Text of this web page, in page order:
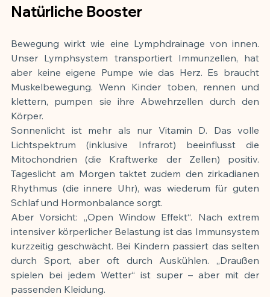
Natürliche Booster
Bewegung wirkt wie eine Lymphdrainage von innen.
Unser Lymphsystem transportiert Immunzellen, hat
aber keine eigene Pumpe wie das Herz. Es braucht
Muskelbewegung. Wenn Kinder toben, rennen und
klettern, pumpen sie ihre Abwehrzellen durch den
Körper.
Sonnenlicht ist mehr als nur Vitamin D. Das volle
Lichtspektrum (inklusive Infrarot) beeinflusst die
Mitochondrien (die Kraftwerke der Zellen) positiv.
Tageslicht am Morgen taktet zudem den zirkadianen
Rhythmus (die innere Uhr), was wiederum für guten
Schlaf und Hormonbalance sorgt.
Aber Vorsicht: „Open Window Effekt“. Nach extrem
intensiver körperlicher Belastung ist das Immunsystem
kurzzeitig geschwächt. Bei Kindern passiert das selten
durch Sport, aber oft durch Auskühlen. „Draußen
spielen bei jedem Wetter“ ist super – aber mit der
passenden Kleidung.